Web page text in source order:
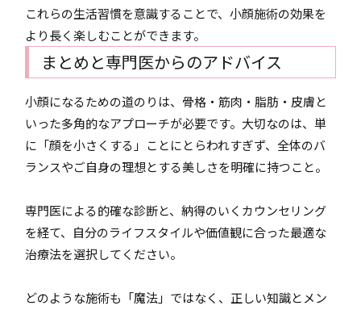
これらの生活習慣を意識することで、小顔施術の効果を
より長く楽しむことができます。
まとめと専門医からのアドバイス
小顔になるための道のりは、骨格・筋肉・脂肪・皮膚と
いった多角的なアプローチが必要です。大切なのは、単
に「顔を小さくする」ことにとらわれすぎず、全体のバ
ランスやご自身の理想とする美しさを明確に持つこと。
専門医による的確な診断と、納得のいくカウンセリング
を経て、自分のライフスタイルや価値観に合った最適な
治療法を選択してください。
どのような施術も「魔法」ではなく、正しい知識とメン